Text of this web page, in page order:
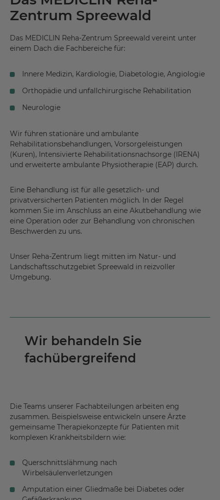
Zentrum Spreewald
Das MEDICLIN Reha-Zentrum Spreewald vereint unter
einem Dach die Fachbereiche für:
Innere Medizin, Kardiologie, Diabetologie, Angiologie
Orthopädie und unfallchirurgische Rehabilitation
Neurologie
Wir führen stationäre und ambulante
Rehabilitationsbehandlungen, Vorsorgeleistungen
(Kuren), Intensivierte Rehabilitationsnachsorge (IRENA)
und erweiterte ambulante Physiotherapie (EAP) durch.
Eine Behandlung ist für alle gesetzlich- und
privatversicherten Patienten möglich. In der Regel
kommen Sie im Anschluss an eine Akutbehandlung wie
eine Operation oder zur Behandlung von chronischen
Beschwerden zu uns.
Unser Reha-Zentrum liegt mitten im Natur- und
Landschaftsschutzgebiet Spreewald in reizvoller
Umgebung.
Wir behandeln Sie
fachübergreifend
Die Teams unserer Fachabteilungen arbeiten eng
zusammen. Beispielsweise entwickeln unsere Ärzte
gemeinsame Therapiekonzepte für Patienten mit
komplexen Krankheitsbildern wie:
Querschnittslähmung nach
Wirbelsäulenverletzungen
Amputation einer Gliedmaße bei Diabetes oder